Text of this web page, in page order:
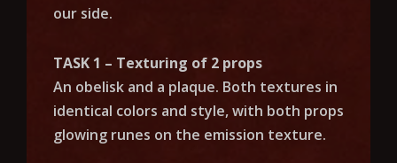
our side.
TASK 1 – Texturing of 2 props
An obelisk and a plaque. Both textures in
identical colors and style, with both props
glowing runes on the emission texture.